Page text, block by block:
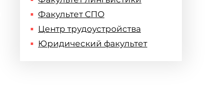
Факультет СПО
Центр трудоустройства
Юридический факультет